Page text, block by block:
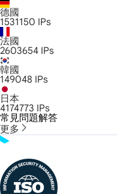
德國
1531150 IPs
法國
2603654 IPs
韓國
149048 IPs
日本
4174773 IPs
常見問題解答
更多